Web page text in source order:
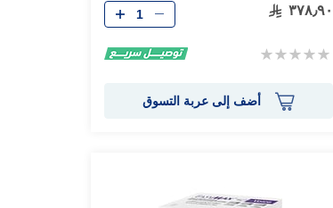
٣٧٨٫٩٠
Rating:
الكمية
أضف إلى عربة التسوق